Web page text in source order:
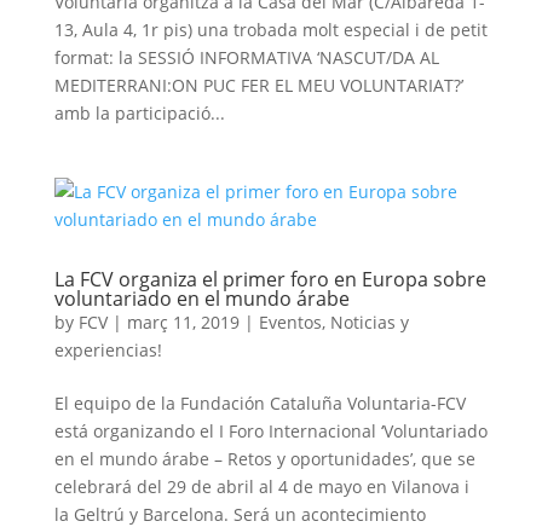
13, Aula 4, 1r pis) una trobada molt especial i de petit
format: la SESSIÓ INFORMATIVA ‘NASCUT/DA AL
MEDITERRANI:ON PUC FER EL MEU VOLUNTARIAT?’
amb la participació...
La FCV organiza el primer foro en Europa sobre
voluntariado en el mundo árabe
by FCV| març 11, 2019| Eventos, Noticias y
experiencias!
El equipo de la Fundación Cataluña Voluntaria-FCV
está organizando el I Foro Internacional ‘Voluntariado
en el mundo árabe – Retos y oportunidades’, que se
celebrará del 29 de abril al 4 de mayo en Vilanova i
la Geltrú y Barcelona. Será un acontecimiento